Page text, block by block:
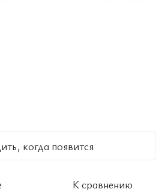
когда появится
К сравнению